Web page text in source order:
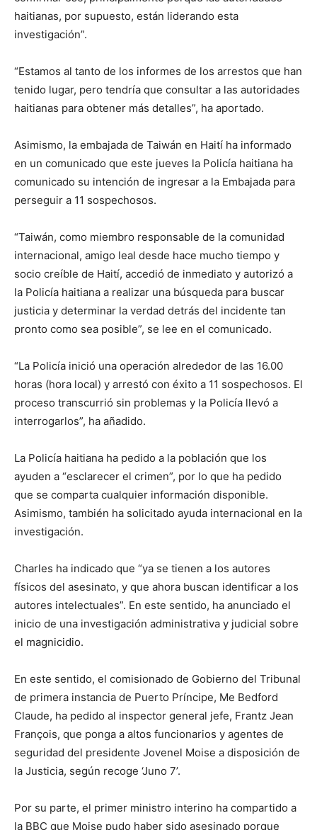
haitianas, por supuesto, están liderando esta
investigación”.
“Estamos al tanto de los informes de los arrestos que han
tenido lugar, pero tendría que consultar a las autoridades
haitianas para obtener más detalles”, ha aportado.
Asimismo, la embajada de Taiwán en Haití ha informado
en un comunicado que este jueves la Policía haitiana ha
comunicado su intención de ingresar a la Embajada para
perseguir a 11 sospechosos.
“Taiwán, como miembro responsable de la comunidad
internacional, amigo leal desde hace mucho tiempo y
socio creíble de Haití, accedió de inmediato y autorizó a
la Policía haitiana a realizar una búsqueda para buscar
justicia y determinar la verdad detrás del incidente tan
pronto como sea posible”, se lee en el comunicado.
“La Policía inició una operación alrededor de las 16.00
horas (hora local) y arrestó con éxito a 11 sospechosos. El
proceso transcurrió sin problemas y la Policía llevó a
interrogarlos”, ha añadido.
La Policía haitiana ha pedido a la población que los
ayuden a “esclarecer el crimen”, por lo que ha pedido
que se comparta cualquier información disponible.
Asimismo, también ha solicitado ayuda internacional en la
investigación.
Charles ha indicado que “ya se tienen a los autores
físicos del asesinato, y que ahora buscan identificar a los
autores intelectuales”. En este sentido, ha anunciado el
inicio de una investigación administrativa y judicial sobre
el magnicidio.
En este sentido, el comisionado de Gobierno del Tribunal
de primera instancia de Puerto Príncipe, Me Bedford
Claude, ha pedido al inspector general jefe, Frantz Jean
François, que ponga a altos funcionarios y agentes de
seguridad del presidente Jovenel Moise a disposición de
la Justicia, según recoge ‘Juno 7’.
Por su parte, el primer ministro interino ha compartido a
la BBC que Moise pudo haber sido asesinado porque